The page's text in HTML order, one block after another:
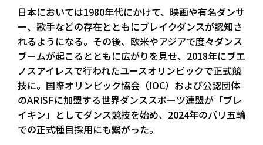
日本においては1980年代にかけて、映画や有名ダンサ
ー、歌手などの存在とともにブレイクダンスが認知さ
れるようになる。その後、欧米やアジアで度々ダンス
ブームが起こるとともに広がりを見せ、2018年にブエ
ノスアイレスで行われたユースオリンピックで正式競
技に。国際オリンピック協会（IOC）および公認団体
のARISFに加盟する世界ダンススポーツ連盟が「ブレ
イキン」としてダンス競技を始め、2024年のパリ五輪
での正式種目採用にも繋がった。